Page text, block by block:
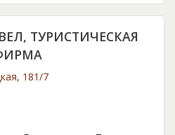
ТУРИСТИЧЕСКАЯ
181/7